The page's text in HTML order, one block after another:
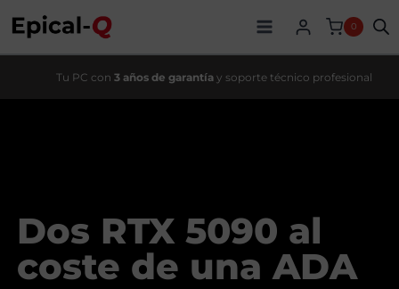
contenido
0
Tu PC con 3 años de garantía y soporte técnico profesional
Dos RTX 5090 al
coste de una ADA